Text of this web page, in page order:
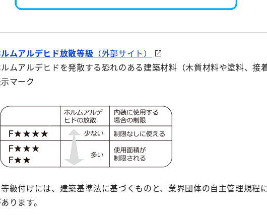
ムアルデヒド放散等級 （外部サイト）
ムアルデヒドを発散する恐れのある建築材料（木質材料や塗料、接
マーク
級付けには、建築基準法に基づくものと、業界団体の自主管理規程
ります。